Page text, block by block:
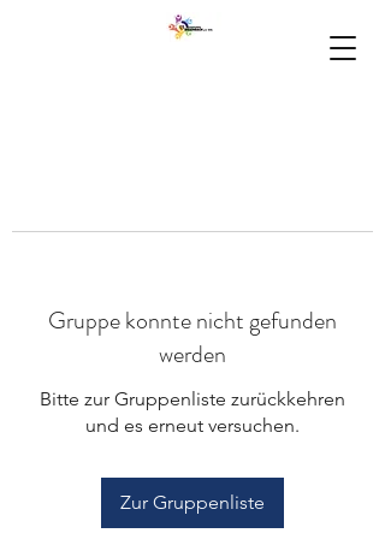
Gruppe konnte nicht gefunden
werden
Bitte zur Gruppenliste zurückkehren
und es erneut versuchen.
Zur Gruppenliste